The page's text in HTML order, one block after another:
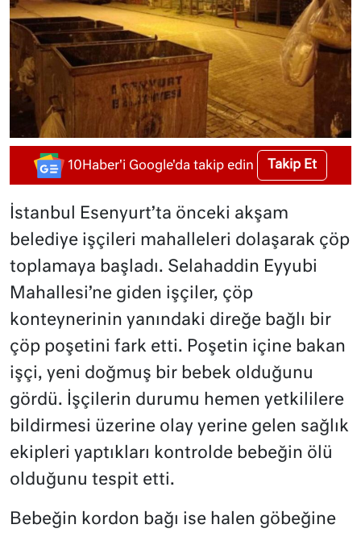
10Haber'i Google'da takip edin Takip Et
İstanbul Esenyurt’ta önceki akşam
belediye işçileri mahalleleri dolaşarak çöp
toplamaya başladı. Selahaddin Eyyubi
Mahallesi’ne giden işçiler, çöp
konteynerinin yanındaki direğe bağlı bir
çöp poşetini fark etti. Poşetin içine bakan
işçi, yeni doğmuş bir bebek olduğunu
gördü. İşçilerin durumu hemen yetkililere
bildirmesi üzerine olay yerine gelen sağlık
ekipleri yaptıkları kontrolde bebeğin ölü
olduğunu tespit etti.
Bebeğin kordon bağı ise halen göbeğine